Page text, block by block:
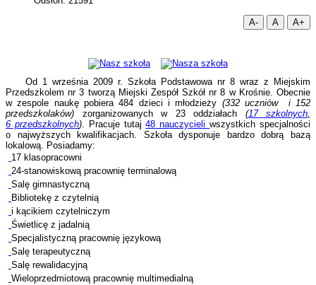
A- A A+
Od 1 września 2009 r. Szkoła Podstawowa nr 8 wraz z Miejskim
Przedszkolem nr 3 tworzą Miejski Zespół Szkół nr 8 w Krośnie. Obecnie
w zespole naukę pobiera 484 dzieci i młodzieży (332 uczniów i 152
przedszkolaków) zorganizowanych w 23 oddziałach (17 szkolnych,
6 przedszkolnych). Pracuje tutaj48 nauczycieliwszystkich specjalności
o najwyższych kwalifikacjach. Szkoła dysponuje bardzo dobrą bazą
lokalową. Posiadamy:
17 klasopracowni
24-stanowiskową pracownię terminalową
Salę gimnastyczną
Bibliotekę z czytelnią
i kącikiem czytelniczym
Świetlicę z jadalnią
Specjalistyczną pracownię językową
Salę terapeutyczną
Salę rewalidacyjną
Wieloprzedmiotową pracownię multimedialną